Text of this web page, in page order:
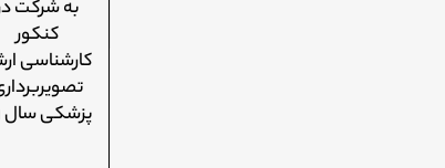
به شرکت
کنکور
کارشناسی
پزشکی سال ۹۹